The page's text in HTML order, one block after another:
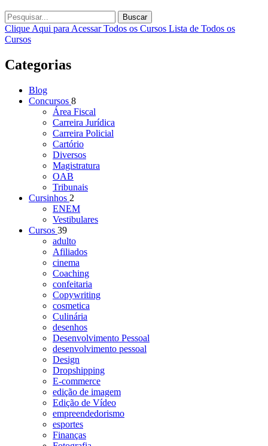
Buscar
Clique Aqui para Acessar Todos os Cursos Lista de Todos os
Cursos
Categorias
Blog
Concursos 8
Área Fiscal
Carreira Jurídica
Carreira Policial
Cartório
Diversos
Magistratura
OAB
Tribunais
Cursinhos 2
ENEM
Vestibulares
Cursos 39
adulto
Afiliados
cinema
Coaching
confeitaria
Copywriting
cosmetica
Culinária
desenhos
Desenvolvimento Pessoal
desenvolvimento pessoal
Design
Dropshipping
E-commerce
edição de imagem
Edição de Vídeo
empreendedorismo
esportes
Finanças